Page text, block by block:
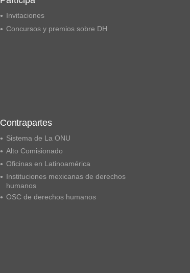
Invitaciones
Concursos y premios sobre DH
Contrapartes
Sistema de La ONU
Alto Comisionado
Oficinas en Latinoamérica
Instituciones mexicanas de derechos
humanos
OSC de derechos humanos